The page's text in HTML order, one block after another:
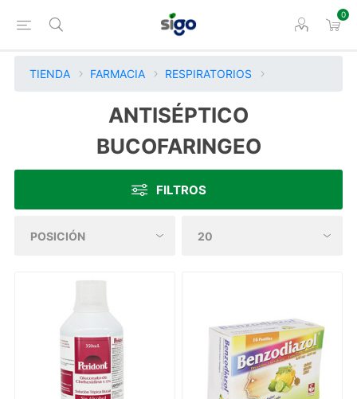
0
TIENDA FARMACIA RESPIRATORIOS
ANTISÉPTICO
BUCOFARINGEO
FILTROS